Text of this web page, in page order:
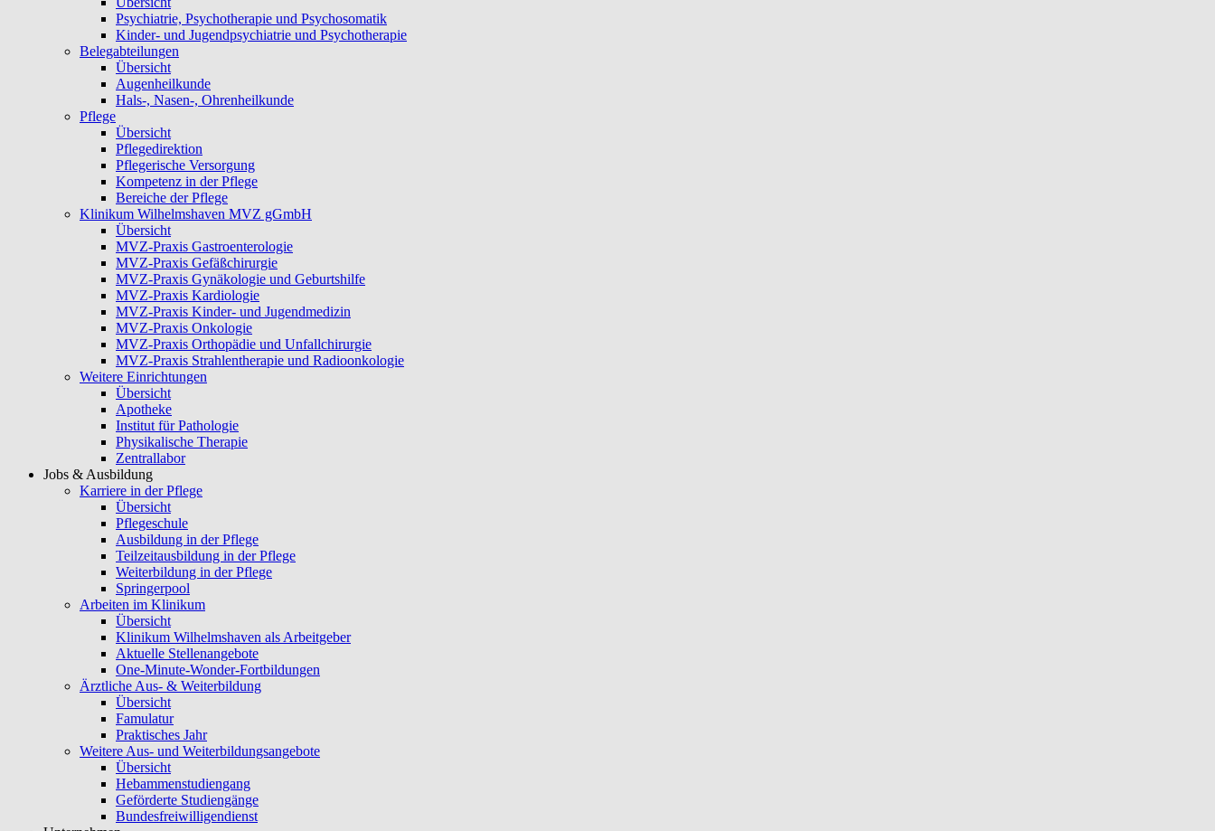
Psychiatrie, Psychotherapie und Psychosomatik
Kinder- und Jugendpsychiatrie und Psychotherapie
Belegabteilungen
Übersicht
Augenheilkunde
Hals-, Nasen-, Ohrenheilkunde
Pflege
Übersicht
Pflegedirektion
Pflegerische Versorgung
Kompetenz in der Pflege
Bereiche der Pflege
Klinikum Wilhelmshaven MVZ gGmbH
Übersicht
MVZ-Praxis Gastroenterologie
MVZ-Praxis Gefäßchirurgie
MVZ-Praxis Gynäkologie und Geburtshilfe
MVZ-Praxis Kardiologie
MVZ-Praxis Kinder- und Jugendmedizin
MVZ-Praxis Onkologie
MVZ-Praxis Orthopädie und Unfallchirurgie
MVZ-Praxis Strahlentherapie und Radioonkologie
Weitere Einrichtungen
Übersicht
Apotheke
Institut für Pathologie
Physikalische Therapie
Zentrallabor
Jobs & Ausbildung
Karriere in der Pflege
Übersicht
Pflegeschule
Ausbildung in der Pflege
Teilzeitausbildung in der Pflege
Weiterbildung in der Pflege
Springerpool
Arbeiten im Klinikum
Übersicht
Klinikum Wilhelmshaven als Arbeitgeber
Aktuelle Stellenangebote
One-Minute-Wonder-Fortbildungen
Ärztliche Aus- & Weiterbildung
Übersicht
Famulatur
Praktisches Jahr
Weitere Aus- und Weiterbildungsangebote
Übersicht
Hebammenstudiengang
Geförderte Studiengänge
Bundesfreiwilligendienst